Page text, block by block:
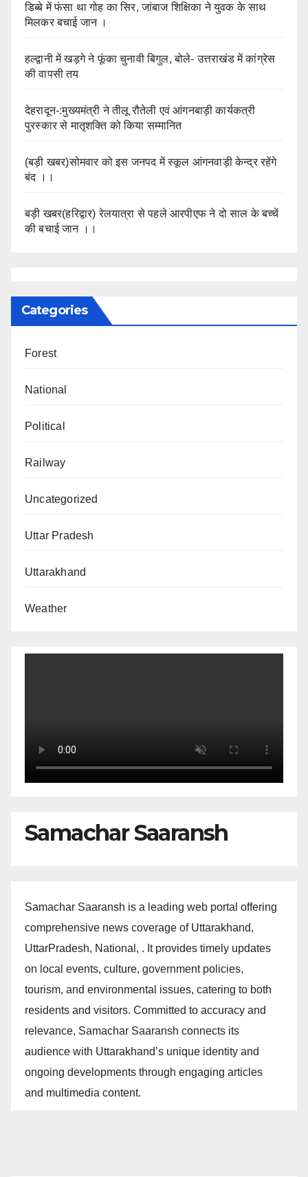
डिब्बे में फंसा था गोह का सिर, जांबाज शिक्षिका ने युवक के साथ
मिलकर बचाई जान ।
हल्द्वानी में खड़गे ने फूंका चुनावी बिगुल, बोले- उत्तराखंड में कांग्रेस
की वापसी तय
देहरादून-:मुख्यमंत्री ने तीलू रौतेली एवं आंगनबाड़ी कार्यकत्री
पुरस्कार से मातृशक्ति को किया सम्मानित
(बड़ी खबर)सोमवार को इस जनपद में स्कूल आंगनवाड़ी केन्द्र रहेंगे
बंद ।।
बड़ी खबर(हरिद्वार) रेलयात्रा से पहले आरपीएफ ने दो साल के बच्चें
की बचाई जान ।।
Categories
Forest
National
Political
Railway
Uncategorized
Uttar Pradesh
Uttarakhand
Weather
Samachar Saaransh
Samachar Saaransh is a leading web portal offering
comprehensive news coverage of Uttarakhand,
UttarPradesh, National, . It provides timely updates
on local events, culture, government policies,
tourism, and environmental issues, catering to both
residents and visitors. Committed to accuracy and
relevance, Samachar Saaransh connects its
audience with Uttarakhand’s unique identity and
ongoing developments through engaging articles
and multimedia content.